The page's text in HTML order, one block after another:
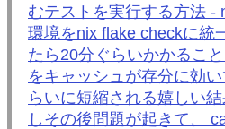
むテストを実行する方法 -
環境をnix flake checkに統
たら20分ぐらいかかるこ
をキャッシュが存分に効
らいに短縮される嬉しい
しその後問題が起きて、